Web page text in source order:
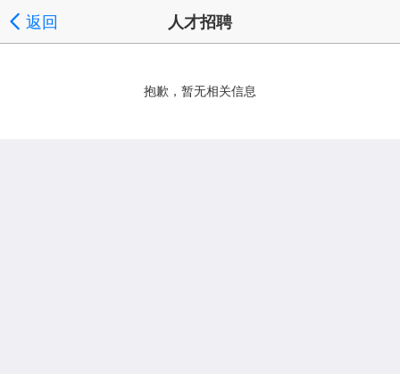
返回 人才招聘
抱歉，暂无相关信息